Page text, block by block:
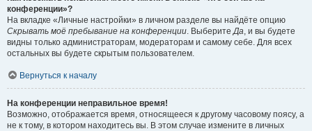
конференции»?
На вкладке «Личные настройки» в личном разделе вы найдёте опцию
Скрывать моё пребывание на конференции. ВыберитеДа, и вы будете
видны только администраторам, модераторам и самому себе. Для всех
остальных вы будете скрытым пользователем.
Вернуться к началу
На конференции неправильное время!
Возможно, отображается время, относящееся к другому часовому поясу, а
не к тому, в котором находитесь вы. В этом случае измените в личных